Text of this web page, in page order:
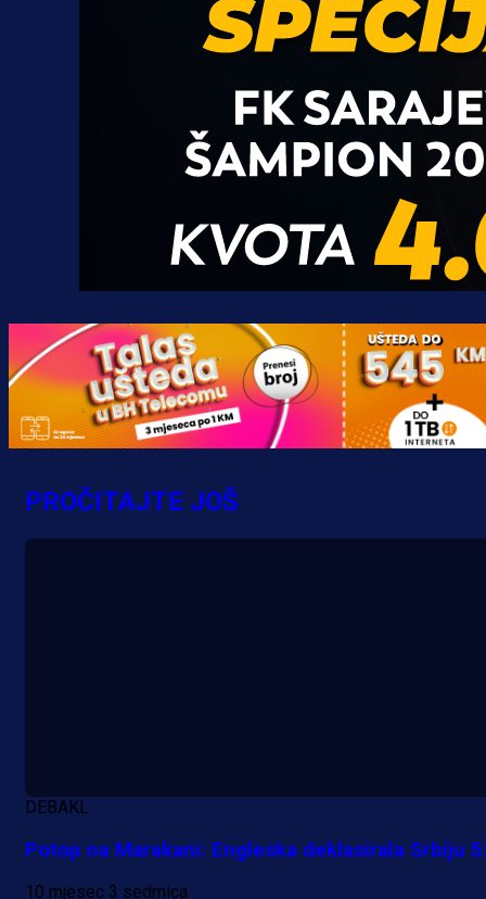
Promo vijesti
Počinje Premijer liga BiH: Pronađi
specijale i iskoristi jedinstvenu
ponudu
4 h 9 min
PROČITAJTE JOŠ
DEBAKL
Potop na Marakani: Engleska deklasirala Srbiju
10 mjesec 3 sedmica